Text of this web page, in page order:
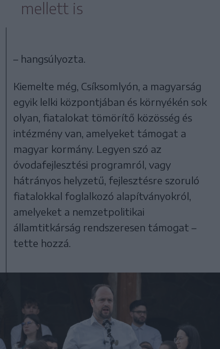
mellett is
– hangsúlyozta.
Kiemelte még, Csíksomlyón, a magyarság
egyik lelki központjában és környékén sok
olyan, fiatalokat tömörítő közösség és
intézmény van, amelyeket támogat a
magyar kormány. Legyen szó az
óvodafejlesztési programról, vagy
hátrányos helyzetű, fejlesztésre szoruló
fiatalokkal foglalkozó alapítványokról,
amelyeket a nemzetpolitikai
államtitkárság rendszeresen támogat –
tette hozzá.